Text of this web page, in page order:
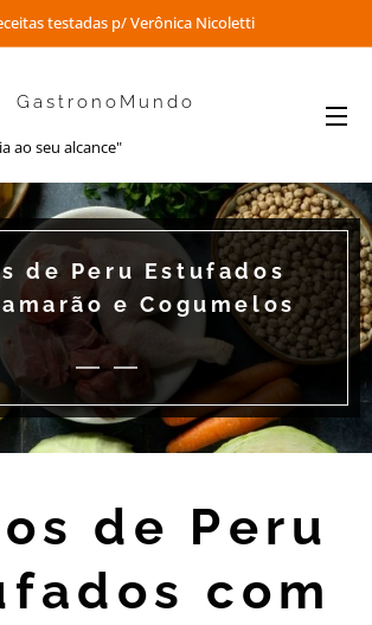
testadas p/ Verônica Nicoletti
GastronoMundo
ao seu alcance"
de Peru Estufados
e Cogumelos
de Peru
com